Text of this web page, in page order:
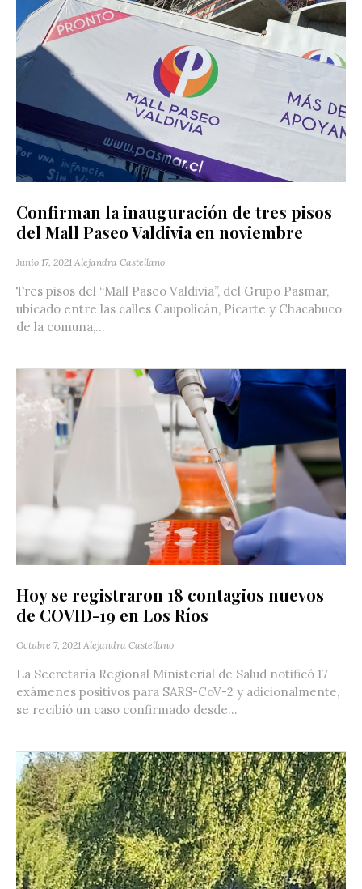
Confirman la inauguración de tres pisos
del Mall Paseo Valdivia en noviembre
Junio 17, 2021 Alejandra Castellano
Tres pisos del “Mall Paseo Valdivia”, del Grupo Pasmar,
ubicado entre las calles Caupolicán, Picarte y Chacabuco
de la comuna,...
Hoy se registraron 18 contagios nuevos
de COVID-19 en Los Ríos
Octubre 7, 2021 Alejandra Castellano
La Secretaría Regional Ministerial de Salud notificó 17
exámenes positivos para SARS-CoV-2 y adicionalmente,
se recibió un caso confirmado desde...